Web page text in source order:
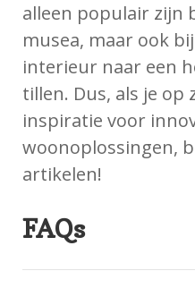
alleen populair zijn
musea, maar ook
interieur naar een
tillen. Dus, als je op
inspiratie voor
woonoplossingen,
artikelen!
FAQs